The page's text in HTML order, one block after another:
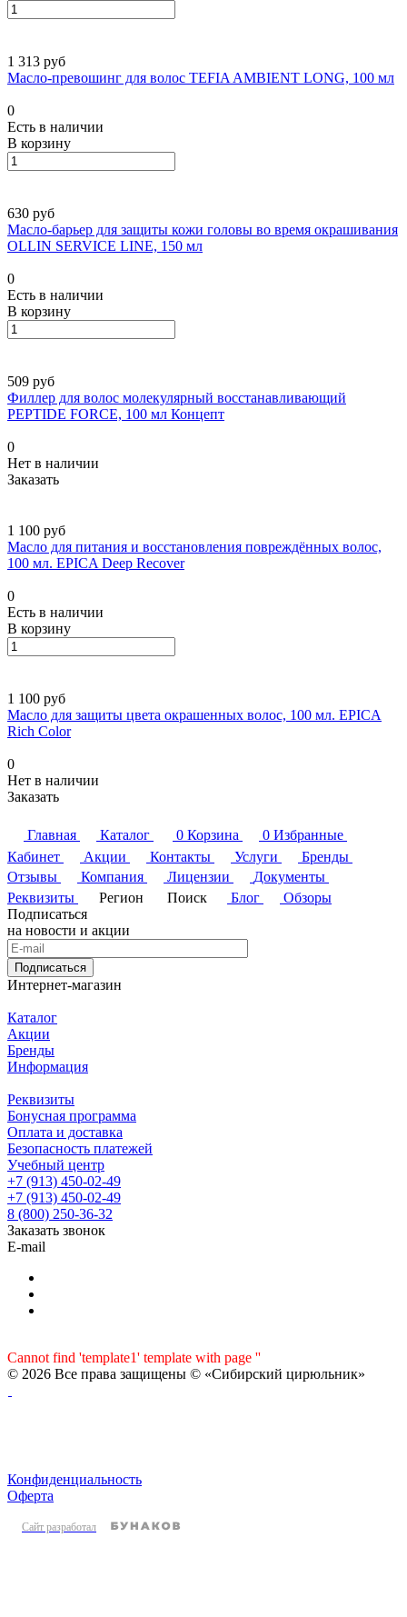
1 313 руб
Масло-превошинг для волос TEFIA AMBIENT LONG, 100 мл
0
Есть в наличии
В корзину
630 руб
Масло-барьер для защиты кожи головы во время окрашивания
OLLIN SERVICE LINE, 150 мл
0
Есть в наличии
В корзину
509 руб
Филлер для волос молекулярный восстанавливающий
PEPTIDE FORCE, 100 мл Концепт
0
Нет в наличии
Заказать
1 100 руб
Масло для питания и восстановления повреждённых волос,
100 мл. EPICA Deep Recover
0
Есть в наличии
В корзину
1 100 руб
Масло для защиты цвета окрашенных волос, 100 мл. EPICA
Rich Color
0
Нет в наличии
Заказать
Главная Каталог 0 Корзина 0 Избранные
Кабинет
Акции Контакты Услуги
Бренды
Отзывы
Компания Лицензии
Документы
Реквизиты
Регион Поиск Блог
Обзоры
Подписаться
на новости и акции
Подписаться
Интернет-магазин
Каталог
Акции
Бренды
Информация
Реквизиты
Бонусная программа
Оплата и доставка
Безопасность платежей
Учебный центр
+7 (913) 450-02-49
+7 (913) 450-02-49
8 (800) 250-36-32
Заказать звонок
E-mail
Cannot find 'template1' template with page ''
© 2026 Все права защищены © «Сибирский цирюльник»
Конфиденциальность
Оферта
Сайт разработал